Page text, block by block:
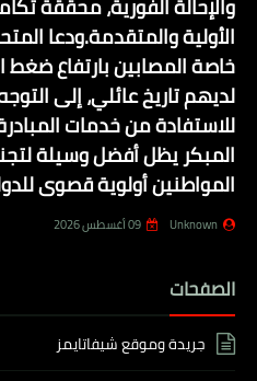
والإحالة الفورية، محققة
الأولية والمتقدمة.ودعا
خاصة المصابين بارتفاع
لديهم تاريخ عائلي، إلى
للاستفادة من خدمات
المبكر يظل أفضل وسيلة
المواطنين أولوية قصوى
Unknown 09 أغسطس 2026
الصفحات
جريدة وموقع شيفاتايمز